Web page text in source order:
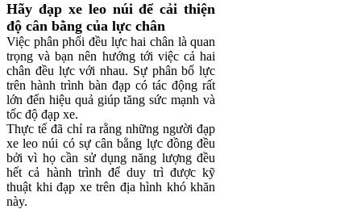
Hãy đạp xe leo núi để cải thiện
độ cân bằng của lực chân
Việc phân phối đều lực hai chân là quan
trọng và bạn nên hướng tới việc cả hai
chân đều lực với nhau. Sự phân bổ lực
trên hành trình bàn đạp có tác động rất
lớn đến hiệu quả giúp tăng sức mạnh và
tốc độ đạp xe.
Thực tế đã chỉ ra rằng những người đạp
xe leo núi có sự cân bằng lực đồng đều
bởi vì họ cần sử dụng năng lượng đều
hết cả hành trình để duy trì được kỹ
thuật khi đạp xe trên địa hình khó khăn
này.